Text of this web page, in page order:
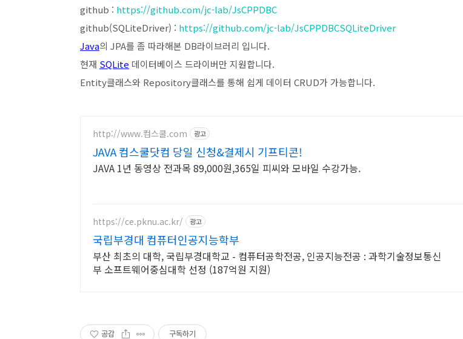
github : https://github.com/jc-lab/JsCPPDBC
github(SQLiteDriver) : https://github.com/jc-lab/JsCPPDBCSQLiteDriver
Java의 JPA를 좀 따라해본 DB라이브러리 입니다.
현재 SQLite 데이터베이스 드라이버만 지원합니다.
Entity클래스와 Repository클래스를 통해 쉽게 데이터 CRUD가 가능합니다.
http://www.컴스쿨.com 광고
JAVA 컴스쿨닷컴 당일 신청&결제시 기프티콘!
JAVA 1년 동영상 전과목 89,000원,365일 피씨와 모바일 수강가능.
https://ce.pknu.ac.kr/ 광고
국립부경대 컴퓨터인공지능학부
부산 최초의 대학, 국립부경대학교 - 컴퓨터공학전공, 인공지능전공 : 과학기술정보통신
부 소프트웨어중심대학 선정 (187억원 지원)
공감 구독하기